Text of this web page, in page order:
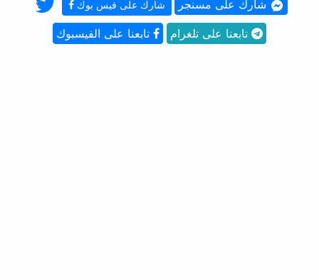
شارك على فيس بوك شارك على مسنجر
تابعنا على الفيسبوك تابعنا على تلغرام